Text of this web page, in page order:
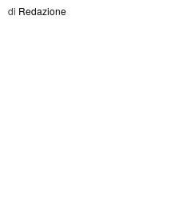
di Redazione